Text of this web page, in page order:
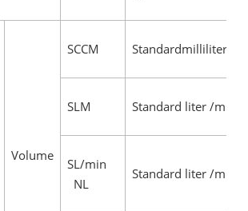
Volume
SCCM Standardmilliliter/
SLM Standard liter /
SL/min
NL
Standard liter /